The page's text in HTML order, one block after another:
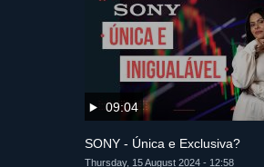
09:04
SONY - Única e Exclusiva?
Thursday, 15 August 2024 - 12:58